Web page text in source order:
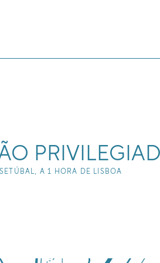
A 1 HORA DE LISBOA